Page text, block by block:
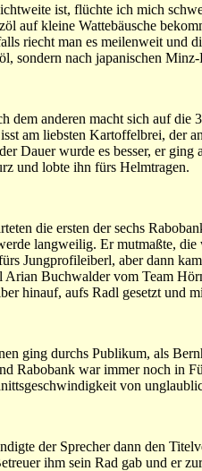
ist, flüchte ich mich
auf kleine Wattebäusche
riecht man es meilenweit und
sondern nach japanischen
dem anderen macht sich auf die
am liebsten Kartoffelbrei, der
Dauer wurde es besser, er
und lobte ihn fürs Helmtragen.
die ersten der sechs
langweilig. Er mutmaßte,
Jungprofileiberl, aber dann
Arian Buchwalder vom Team
hinauf, aufs Radl gesetzt und
ging durchs Publikum, als
Rabobank war immer noch in
von
der Sprecher dann den
ihm sein Rad gab und er